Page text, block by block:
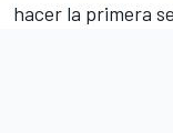
hacer la primera